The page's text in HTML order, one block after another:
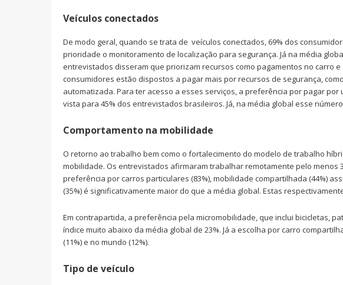
Veículos conectados
De modo geral, quando se trata de veículos conectados, 69% dos
prioridade o monitoramento de localização para segurança. Já na média
entrevistados disseram que priorizam recursos como pagamentos no carro e
consumidores estão dispostos a pagar mais por recursos de segurança,
automatizada. Para ter acesso a esses serviços, a preferência por pagar
vista para 45% dos entrevistados brasileiros. Já, na média global esse número
Comportamento na mobilidade
O retorno ao trabalho bem como o fortalecimento do modelo de trabalho
mobilidade. Os entrevistados afirmaram trabalhar remotamente pelo menos
preferência por carros particulares (83%), mobilidade compartilhada (44%)
(35%) é significativamente maior do que a média global. Estas
Em contrapartida, a preferência pela micromobilidade, que inclui bicicletas,
índice muito abaixo da média global de 23%. Já a escolha por carro
(11%) e no mundo (12%).
Tipo de veículo